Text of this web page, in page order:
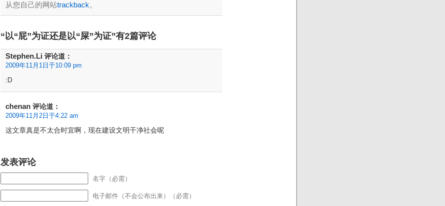
从您自己的网站trackback。
“以“屁”为证还是以“屎”为证”有2篇评论
Stephen.Li 评论道：
2009年11月1日于10:09 pm
:D
chenan 评论道：
2009年11月2日于4:22 am
这文章真是不太合时宜啊，现在建设文明干净社会呢
发表评论
名字（必需）
电子邮件（不会公布出来）（必需）